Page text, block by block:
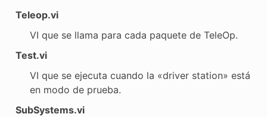
Teleop.vi
VI que se llama para cada paquete de TeleOp.
Test.vi
VI que se ejecuta cuando la «driver station» está
en modo de prueba.
SubSystems.vi